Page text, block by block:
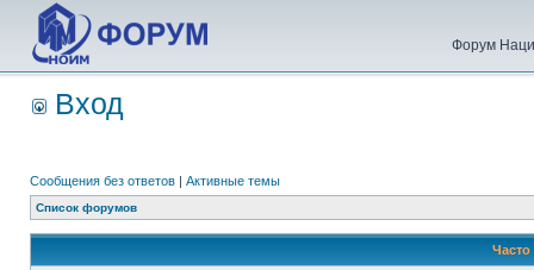
Форум
Вход
Сообщения без ответов | Активные темы
Список форумов